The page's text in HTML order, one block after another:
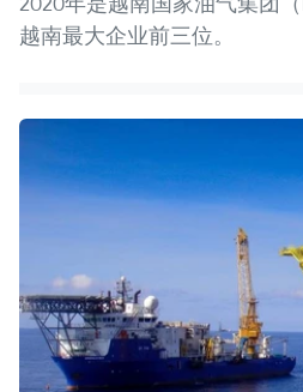
越南最大企业前三位。